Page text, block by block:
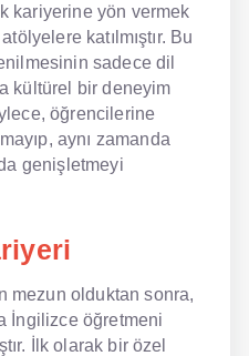
kariyerine yön vermek
katılmıştır. Bu
sadece dil
kültürel bir deneyim
öğrencilerine
aynı zamanda
genişletmeyi
mezun olduktan sonra,
İngilizce öğretmeni
İlk olarak bir özel